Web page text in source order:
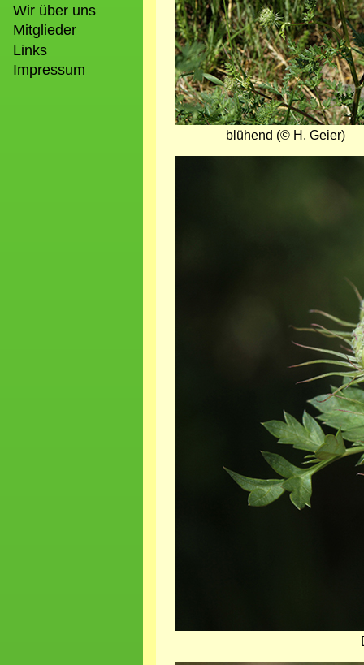
Wir über uns
Mitglieder
Links
Impressum
blühend (© H. Geier)